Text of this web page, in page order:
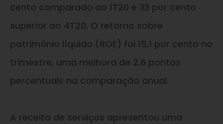
cento comparado ao 1T20 e 33 por cento
superior ao 4T20. O retorno sobre
patrimônio líquido (ROE) foi 15,1 por cento no
trimestre, uma melhora de 2,6 pontos
percentuais na comparação anual.
A receita de serviços apresentou uma